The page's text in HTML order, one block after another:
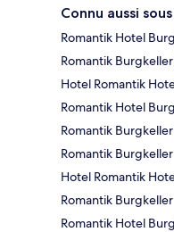
Connu aussi
Romantik Hotel
Romantik
Hotel Romantik
Romantik Hotel
Romantik
Romantik Burgkeller
Hotel Romantik
Romantik Burgkeller
Romantik Hotel